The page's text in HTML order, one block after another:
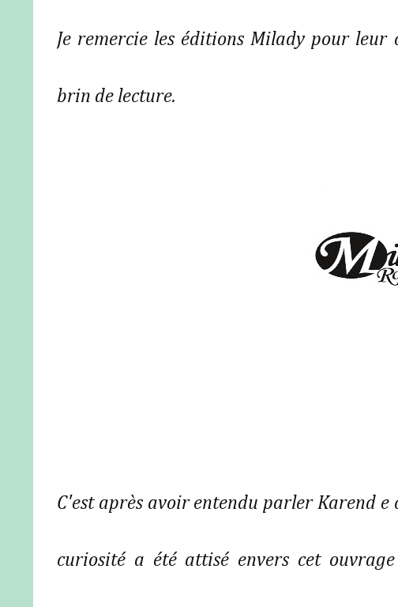
Je remercie les éditions Milady pour
brin de lecture.
C'est après avoir entendu parler Karend e
curiosité a été attisé envers cet